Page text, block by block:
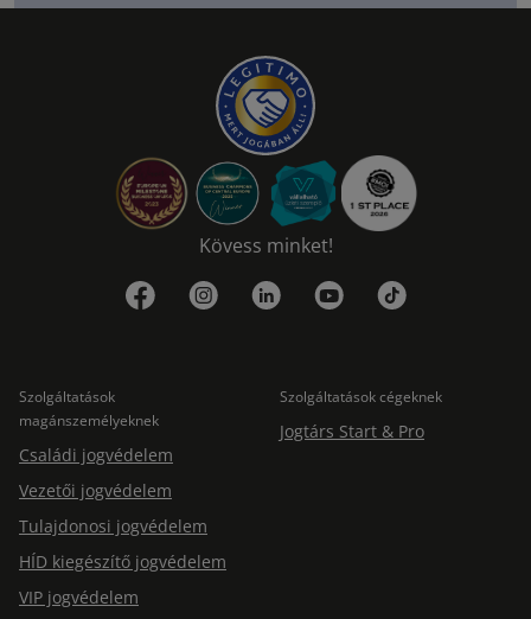
Kövess minket!
Szolgáltatások
magánszemélyeknek
Családi jogvédelem
Vezetői jogvédelem
Tulajdonosi jogvédelem
HÍD kiegészítő jogvédelem
VIP jogvédelem
Szolgáltatások cégeknek
Jogtárs Start & Pro